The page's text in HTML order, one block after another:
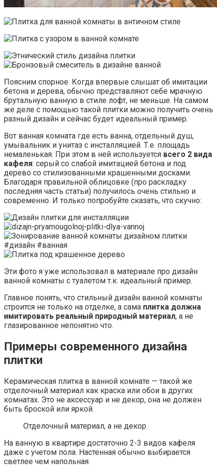
Поясним спорное. Когда впервые слышат об имитации
бетона и дерева, обычно представляют себе мрачную
брутальную ванную в стиле лофт, не меньше. На самом
же деле с помощью такой плитки можно получить очень
разный дизайн и сейчас будет идеальный пример.
Вот ванная комната где есть ванна, отдельный душ,
умывальник и унитаз с инсталляцией. Т.е. площадь
немаленькая. При этом в ней используется всего 2 вида
кафеля: серый со слабой имитацией бетона и под
дерево со стилизованными крашенными досками.
Благодаря правильной облицовке (про раскладку
последняя часть статьи) получилось очень стильно и
современно. И только попробуйте сказать, что скучно:
Эти фото я уже использовал в материале про дизайн
ванной комнаты с туалетом т.к. идеальный пример.
Главное понять, что стильный дизайн ванной комнаты
строится не только на отделке, а сама плитка должна
имитировать реальный природный материал, а не
глазированное непонятно что.
Примеры современного дизайна
плитки
Керамическая плитка в ванной комнате — такой же
отделочный материал как краска или обои в других
комнатах. Это не аксессуар и не декор, она не должен
быть броской или яркой.
Отделочный материал, а не декор.
На ванную в квартире достаточно 2-3 видов кафеля
даже с учетом пола. Настенная обычно выбирается
светлее чем напольная.